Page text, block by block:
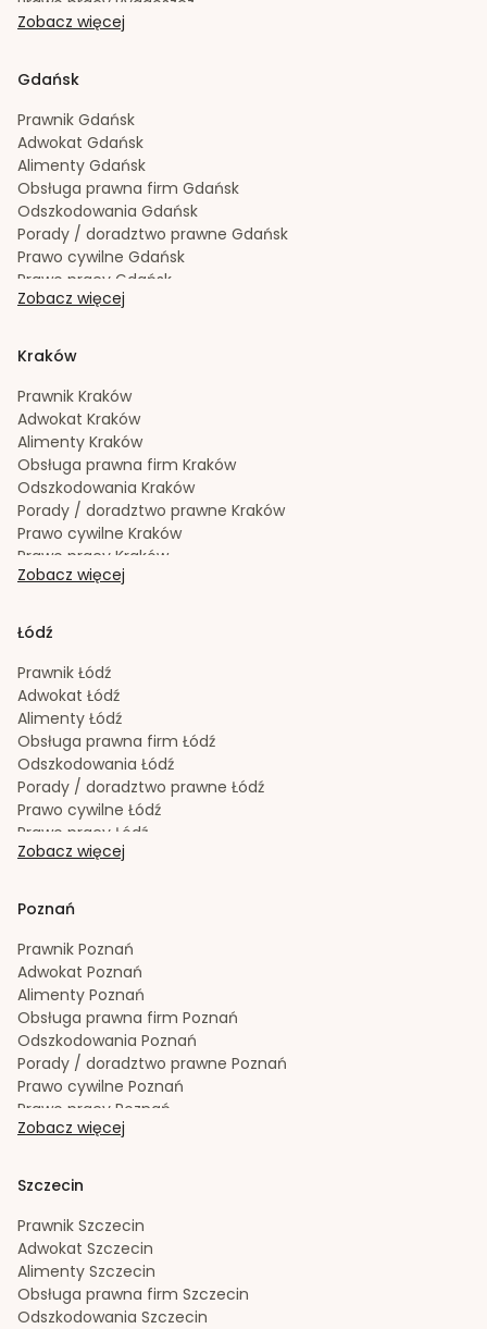
Prawo spadkowe
Rozwód
Sporządzanie testamentów
Upadłość konsumencka
Windykacja należności
Zachowek Bydgoszcz
Zakładanie i rejestracja spółek
Zobacz więcej
Gdańsk
Prawnik Gdańsk
Adwokat Gdańsk
Alimenty Gdańsk
Obsługa prawna firm Gdańsk
Odszkodowania Gdańsk
Porady / doradztwo prawne Gdańsk
Prawo cywilne Gdańsk
Prawo pracy Gdańsk
Prawo spadkowe
Rozwód
Sporządzanie testamentów
Upadłość konsumencka
Windykacja należności
Zachowek Gdańsk
Zakładanie i rejestracja spółek
Zobacz więcej
Kraków
Prawnik Kraków
Adwokat Kraków
Alimenty Kraków
Obsługa prawna firm Kraków
Odszkodowania Kraków
Porady / doradztwo prawne Kraków
Prawo cywilne Kraków
Prawo pracy Kraków
Prawo spadkowe
Rozwód
Sporządzanie testamentów
Upadłość konsumencka
Windykacja należności
Zachowek Kraków
Zakładanie i rejestracja spółek
Zobacz więcej
Łódź
Prawnik Łódź
Adwokat Łódź
Alimenty Łódź
Obsługa prawna firm Łódź
Odszkodowania Łódź
Porady / doradztwo prawne Łódź
Prawo cywilne Łódź
Prawo pracy Łódź
Prawo spadkowe
Rozwód
Sporządzanie testamentów
Upadłość konsumencka
Windykacja należności
Zachowek Łódź
Zakładanie i rejestracja spółek
Zobacz więcej
Poznań
Prawnik Poznań
Adwokat Poznań
Alimenty Poznań
Obsługa prawna firm Poznań
Odszkodowania Poznań
Porady / doradztwo prawne Poznań
Prawo cywilne Poznań
Prawo pracy Poznań
Prawo spadkowe
Rozwód Poznań
Sporządzanie testamentów
Upadłość konsumencka
Windykacja należności
Zachowek Poznań
Zakładanie i rejestracja spółek
Zobacz więcej
Szczecin
Prawnik Szczecin
Adwokat Szczecin
Alimenty Szczecin
Obsługa prawna firm Szczecin
Odszkodowania Szczecin